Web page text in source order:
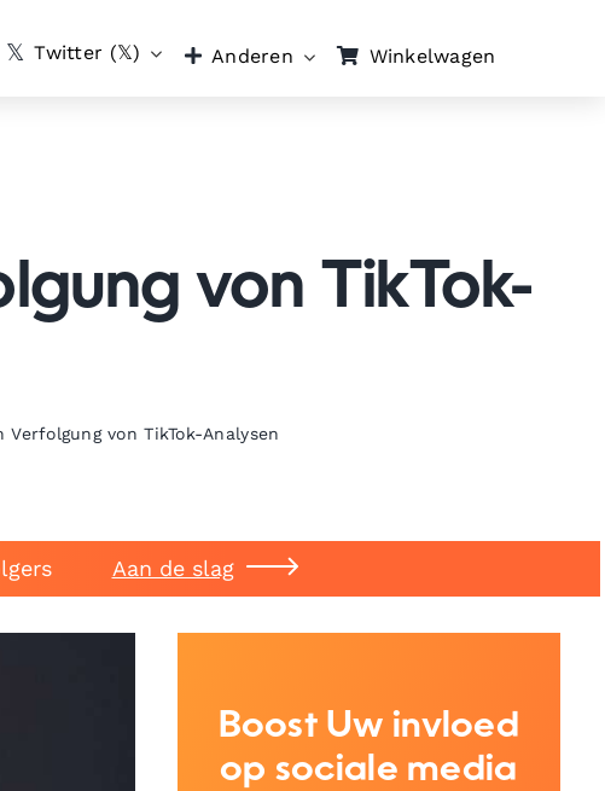
Twitter (𝕏) Anderen Winkelwagen
von TikTok-
von TikTok-Analysen
Aan de slag
Boost Uw invloed
op sociale media